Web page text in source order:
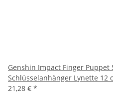
Genshin Impact Finger Puppet
Schlüsselanhänger Lynette 12
21,28 € *